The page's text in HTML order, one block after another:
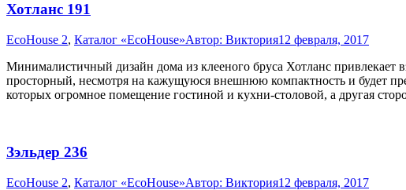
Хотланс 191
EcoHouse 2, Каталог «EcoHouse»Автор: Виктория12 февраля, 2017
Минималистичный дизайн дома из клееного бруса Хотланс привлекает
просторный, несмотря на кажущуюся внешнюю компактность и будет
которых огромное помещение гостиной и кухни-столовой, а другая
Зэльдер 236
EcoHouse 2, Каталог «EcoHouse»Автор: Виктория12 февраля, 2017